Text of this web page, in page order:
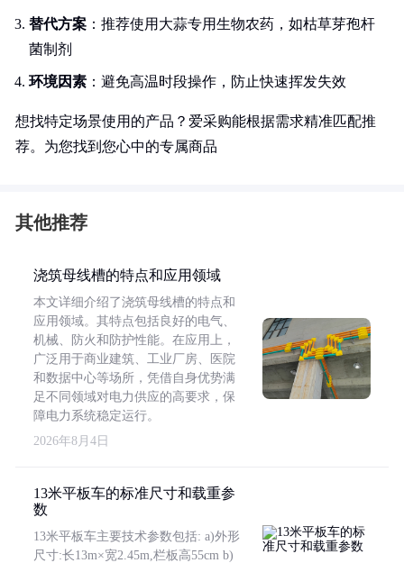
替代方案 ：推荐使用大蒜专用生物农药，如枯草芽孢杆
菌制剂
环境因素 ：避免高温时段操作，防止快速挥发失效
想找特定场景使用的产品？爱采购能根据需求精准匹配推
荐。为您找到您心中的专属商品
其他推荐
浇筑母线槽的特点和应用领域
本文详细介绍了浇筑母线槽的特点和
应用领域。其特点包括良好的电气、
机械、防火和防护性能。在应用上，
广泛用于商业建筑、工业厂房、医院
和数据中心等场所，凭借自身优势满
足不同领域对电力供应的高要求，保
障电力系统稳定运行。
2026年8月4日
13米平板车的标准尺寸和载重参
数
13米平板车主要技术参数包括: a)外形
尺寸:长13m×宽2.45m,栏板高55cm b)